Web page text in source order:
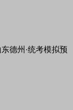
德州·统考模拟预